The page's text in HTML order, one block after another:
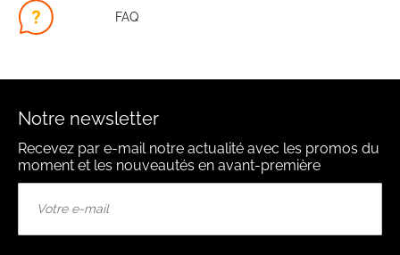
FAQ
Notre newsletter
Recevez par e-mail notre actualité avec les promos du
moment et les nouveautés en avant-première